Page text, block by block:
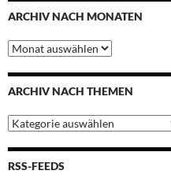
ARCHIV NACH MONATEN
Archiv
nach
Monaten
ARCHIV NACH THEMEN
Archiv
nach
Themen
RSS-FEEDS